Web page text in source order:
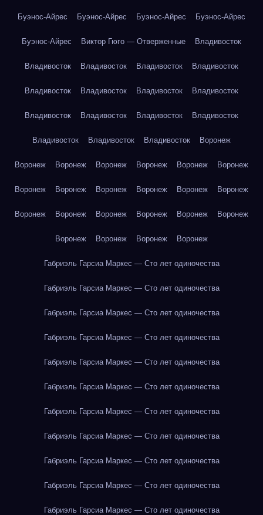
Буэнос-Айрес Буэнос-Айрес Буэнос-Айрес Буэнос-Айрес
Буэнос-Айрес Виктор Гюго — Отверженные Владивосток
Владивосток Владивосток Владивосток Владивосток
Владивосток Владивосток Владивосток Владивосток
Владивосток Владивосток Владивосток Владивосток
Владивосток Владивосток Владивосток Воронеж
Воронеж Воронеж Воронеж Воронеж Воронеж Воронеж
Воронеж Воронеж Воронеж Воронеж Воронеж Воронеж
Воронеж Воронеж Воронеж Воронеж Воронеж Воронеж
Воронеж Воронеж Воронеж Воронеж
Габриэль Гарсиа Маркес — Сто лет одиночества
Габриэль Гарсиа Маркес — Сто лет одиночества
Габриэль Гарсиа Маркес — Сто лет одиночества
Габриэль Гарсиа Маркес — Сто лет одиночества
Габриэль Гарсиа Маркес — Сто лет одиночества
Габриэль Гарсиа Маркес — Сто лет одиночества
Габриэль Гарсиа Маркес — Сто лет одиночества
Габриэль Гарсиа Маркес — Сто лет одиночества
Габриэль Гарсиа Маркес — Сто лет одиночества
Габриэль Гарсиа Маркес — Сто лет одиночества
Габриэль Гарсиа Маркес — Сто лет одиночества